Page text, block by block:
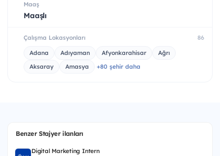
Maaş
Maaşlı
Çalışma Lokasyonları 86
Adana Adıyaman Afyonkarahisar
Ağrı
Aksaray
Amasya +80 şehir daha
Benzer Stajyer ilanları
Digital Marketing Intern